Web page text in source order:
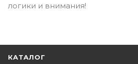
логики и внимания!
КАТАЛОГ